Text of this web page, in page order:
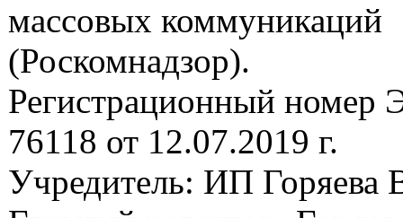
массовых коммуникаций
(Роскомнадзор).
Регистрационный
76118 от 12.07.2019 г.
Учредитель: ИП Горяева